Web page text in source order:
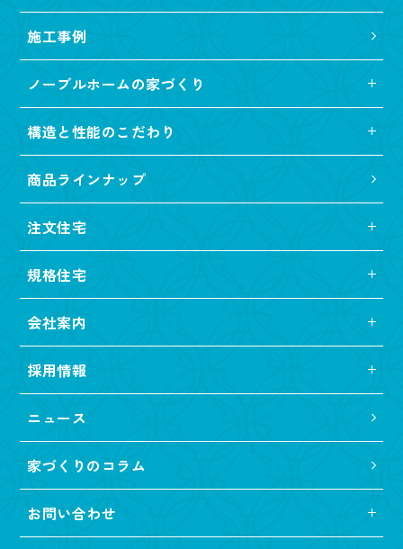
施工事例
ノーブルホームの家づくり
構造と性能のこだわり
商品ラインナップ
注文住宅
規格住宅
会社案内
採用情報
ニュース
家づくりのコラム
お問い合わせ